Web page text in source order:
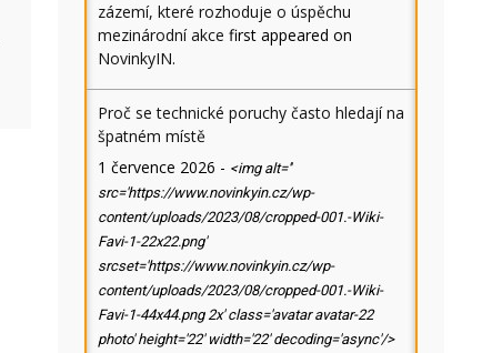
zázemí, které rozhoduje o úspěchu
mezinárodní akce first appeared on
NovinkyIN.
Proč se technické poruchy často hledají na
špatném místě
1 července 2026 - <img alt=''
src='https://www.novinkyin.cz/wp-
content/uploads/2023/08/cropped-001.-Wiki-
Favi-1-22x22.png'
srcset='https://www.novinkyin.cz/wp-
content/uploads/2023/08/cropped-001.-Wiki-
Favi-1-44x44.png 2x' class='avatar avatar-22
photo' height='22' width='22' decoding='async'/>